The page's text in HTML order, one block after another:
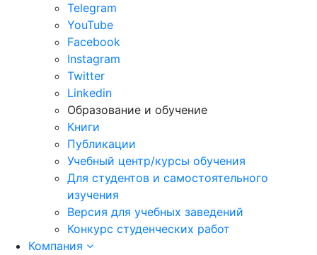
Telegram
YouTube
Facebook
Instagram
Twitter
Linkedin
Образование и обучение
Книги
Публикации
Учебный центр/курсы обучения
Для студентов и самостоятельного
изучения
Версия для учебных заведений
Конкурс студенческих работ
Компания